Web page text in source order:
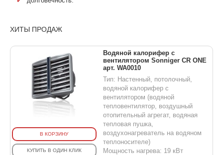
ХИТЫ ПРОДАЖ
В КОРЗИНУ
КУПИТЬ В ОДИН КЛИК
Водяной калорифер с
вентилятором Sonniger CR ONE
арт. WA0010
Тип: Настенный, потолочный,
водяной калорифер с
вентилятором (водяной
тепловентилятор, воздушный
отопительный агрегат, водяная
тепловая пушка,
воздухонагреватель на водяном
теплоносителе)
Мощность нагрева: 19 кВт